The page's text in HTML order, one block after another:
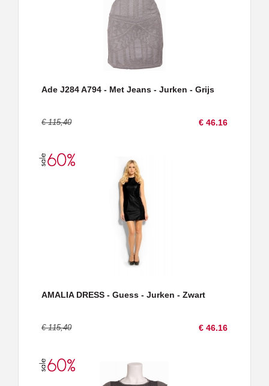
Ade J284 A794 - Met Jeans - Jurken - Grijs
€ 115,40 € 46.16
AMALIA DRESS - Guess - Jurken - Zwart
€ 115,40 € 46.16